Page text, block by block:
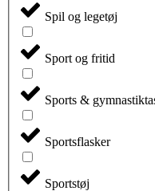
Spil og legetøj
Sport og fritid
Sports &
Sportsflasker
Sportstøj